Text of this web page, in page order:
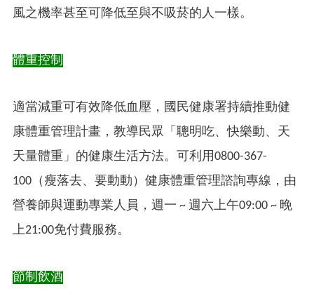
風之機率甚至可降低至與不吸菸的人一樣。
體重控制
適當減重可有效降低血壓，國民健康署持續推動健
康體重管理計畫，教導民眾「聰明吃、快樂動、天
天量體重」的健康生活方法。可利用0800-367-
100（瘦落去、要動動）健康體重管理諮詢專線，由
營養師與運動專業人員，週一 ~ 週六上午09:00 ~ 晚
上21:00免付費服務。
節制飲酒